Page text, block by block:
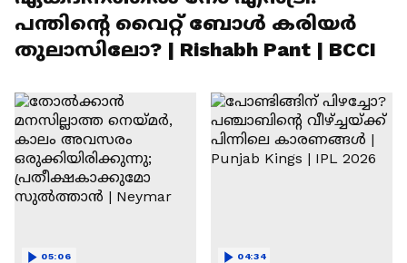
പന്തിന്റെ വൈറ്റ് ബോള്‍ കരിയര്‍
തുലാസിലോ? | Rishabh Pant | BCCI
05:06 04:34